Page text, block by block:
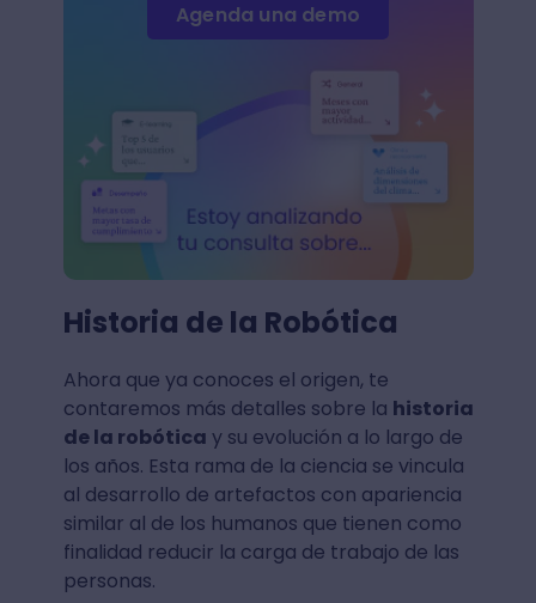
Agenda una demo
Historia de la Robótica
Ahora que ya conoces el origen, te
contaremos más detalles sobre la historia
de la robótica y su evolución a lo largo de
los años. Esta rama de la ciencia se vincula
al desarrollo de artefactos con apariencia
similar al de los humanos que tienen como
finalidad reducir la carga de trabajo de las
personas.